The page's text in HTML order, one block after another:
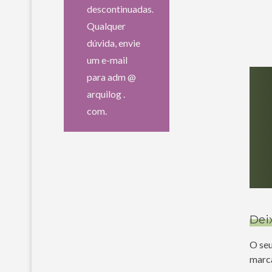
O
descontinuadas.
Qualquer
dúvida, envie
um e-mail
para adm @
arquilog .
com.